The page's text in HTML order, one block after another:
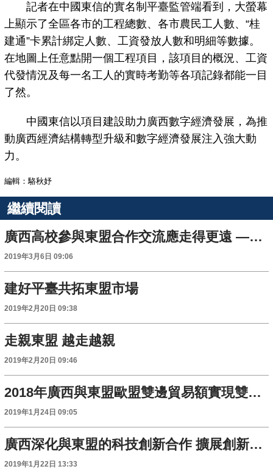
記者在中國東信的實名制平臺監管端看到，大螢幕
上顯示了全區各市的工程總數、各市農民工人數、“桂
建通”卡累計綁定人數、工資發放人數和明細等數據。
在地圖上任意點開一個工程項目，該項目的概況、工資
代發情況及每一名工人的實時考勤等各項記錄都能一目
了然。
中國東信以項目建設助力廣西數字經濟發展，為推
動廣西經濟結構轉型升級和數字經濟發展注入強大動
力。
編輯：駱秋妤
繼續閱讀
廣西高校參與東盟合作交流應走得更遠 ——訪住桂全國政協委員趙躍宇
2019年3月6日 09:06
建好平臺共拓東盟市場
2019年2月20日 09:38
走親東盟 越走越親
2019年2月20日 09:46
2018年廣西與東盟歐盟雙邊貿易額實現雙增長
2019年1月24日 09:05
廣西深化與東盟的科技創新合作 擴展創新開放版圖
2019年1月22日 13:33